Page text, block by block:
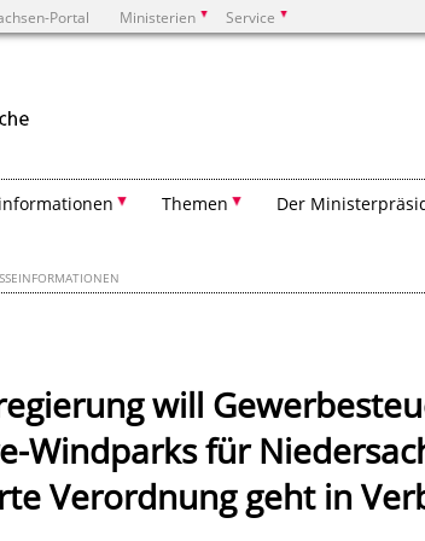
Portal Ministerien Service
Themen Der
will
Windparks für
Verordnung geht in